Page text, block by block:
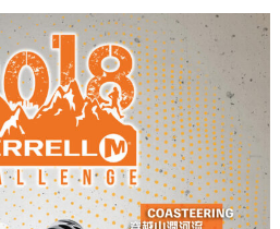
size.size.size.